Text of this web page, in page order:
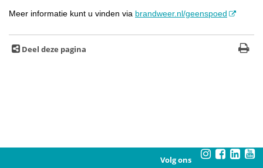
Meer informatie kunt u vinden via brandweer.nl/geenspoed
Deel deze pagina
Volg ons